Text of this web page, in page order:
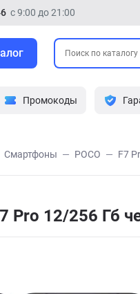
с 9:00 до 21:00
Промокоды
Смартфоны POCO F7
Pro 12/256 Гб